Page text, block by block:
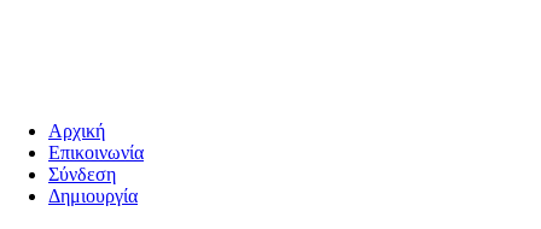
Αρχική
Επικοινωνία
Σύνδεση
Δημιουργία